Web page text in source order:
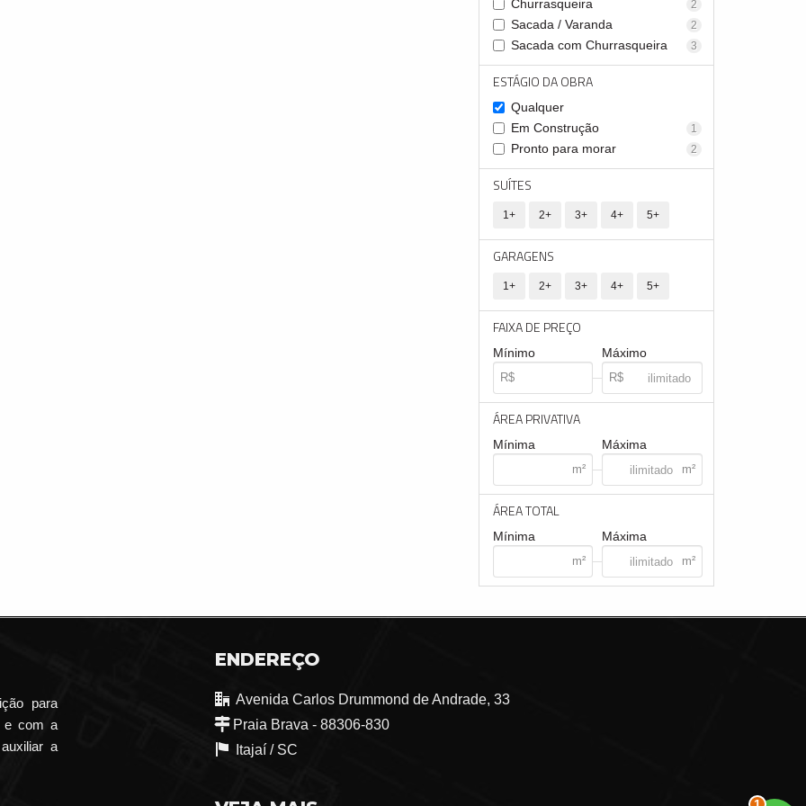
Churrasqueira 2
Sacada / Varanda 2
Sacada com Churrasqueira 3
ESTÁGIO DA OBRA
Qualquer
Em Construção
1
Pronto para morar 2
SUÍTES
1+ 2+ 3+ 4+ 5+
GARAGENS
1+ 2+ 3+ 4+ 5+
FAIXA DE PREÇO
Mínimo Máximo
ÁREA PRIVATIVA
Mínima Máxima
ÁREA TOTAL
Mínima Máxima
para
e com a
a
ENDEREÇO
Avenida Carlos Drummond de Andrade, 33
Praia Brava - 88306-830
Itajaí / SC